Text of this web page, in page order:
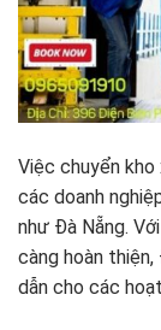
Việc chuyển
các doanh
như Đà Nẵng.
càng hoàn
dẫn cho các